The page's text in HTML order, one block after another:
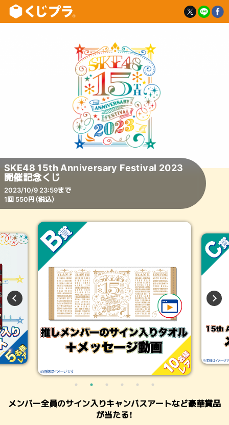
SKE48 15th Anniversary Festival 2023
開催記念くじ
2023/10/9 23:59まで
1回 550円（税込）
メンバー全員のサイン入りキャンバスアートなど豪華賞品
が当たる！